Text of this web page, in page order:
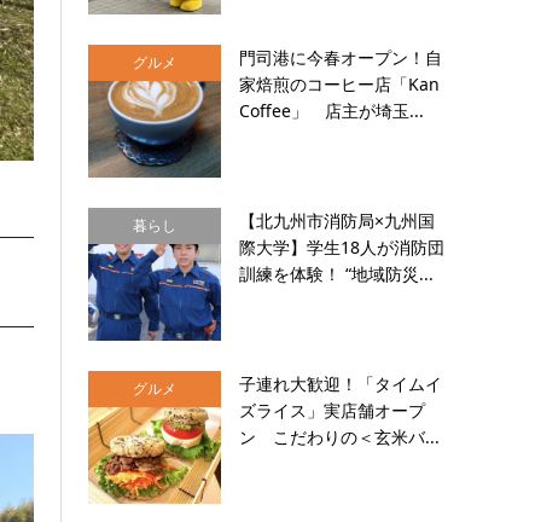
グルメ
門司港に今春オープン！自
家焙煎のコーヒー店「Kan
Coffee」 店主が埼玉...
暮らし
【北九州市消防局×九州国
際大学】学生18人が消防団
訓練を体験！ “地域防災...
グルメ
子連れ大歓迎！「タイムイ
ズライス」実店舗オープ
ン こだわりの＜玄米バ...